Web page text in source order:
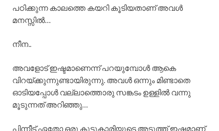
പഠിക്കുന്ന കാലത്തെ കയറി കൂടിയതാണ് അവൾ
മനസ്സിൽ…
നീന..
അവളോട് ഇഷ്ടമാണെന്ന് പറയുമ്പോൾ ആകെ
വിറയ്ക്കുന്നുണ്ടായിരുന്നു. അവൾ ഒന്നും മിണ്ടാതെ
ഓടിയപ്പോൾ വല്ലാത്തൊരു സങ്കടം ഉള്ളിൽ വന്നു
മൂടുന്നത് അറിഞ്ഞു…
പിന്നീട് ഏതോ ഒരു കൂട്ടുകാരിയുടെ അടുത്ത് ഇഷ്ടമാണ്